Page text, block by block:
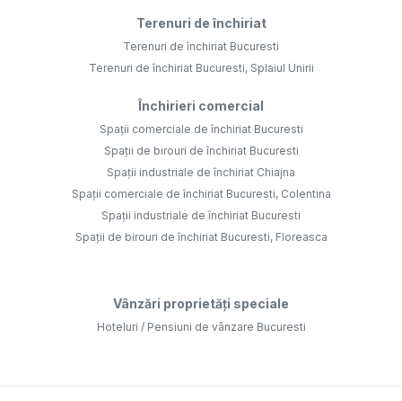
Terenuri de închiriat
Terenuri de închiriat Bucuresti
Terenuri de închiriat Bucuresti, Splaiul Unirii
Închirieri comercial
Spații comerciale de închiriat Bucuresti
Spații de birouri de închiriat Bucuresti
Spații industriale de închiriat Chiajna
Spații comerciale de închiriat Bucuresti, Colentina
Spații industriale de închiriat Bucuresti
Spații de birouri de închiriat Bucuresti, Floreasca
Vânzări proprietăți speciale
Hoteluri / Pensiuni de vânzare Bucuresti